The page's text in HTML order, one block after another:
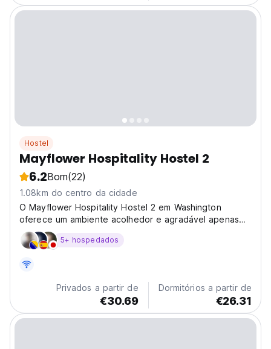
Hostel
Mayflower Hospitality Hostel 2
6.2Bom(22)
1.08km do centro da cidade
O Mayflower Hospitality Hostel 2 em Washington
oferece um ambiente acolhedor e agradável apenas
para adultos, ideal para viajantes que procuram
conforto e conveniência. Os hóspedes podem manter-
áreas públicas,...
5+ hospedados
Privados a partir de
€30.69
Dormitórios a partir de
€26.31